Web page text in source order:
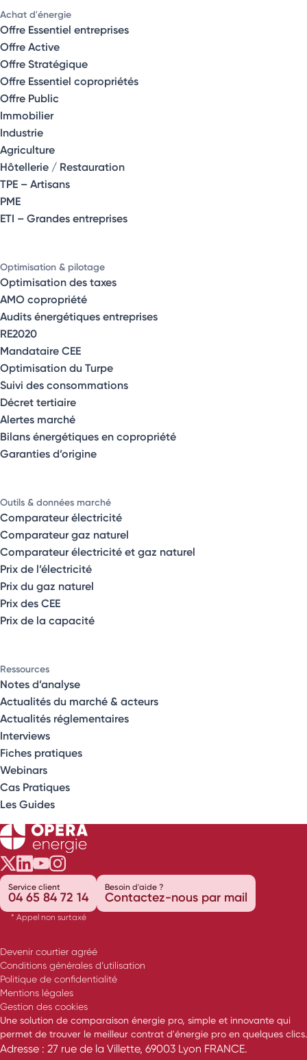
Achat d'énergie
Offre Essentiel entreprises
Offre Active
Offre Stratégique
Offre Essentiel copropriétés
Offre Public
Immobilier
Industrie
Agriculture
Hôtellerie / Restauration
TPE – Artisans
PME
ETI – Grandes entreprises
Optimisation & pilotage
Optimisation des taxes
AMO copropriété
Audits énergétiques entreprises
RE2020
Mandataire CEE
Optimisation du Turpe
Suivi des consommations
Décret tertiaire
Alertes marché
Bilans énergétiques en copropriété
Garanties d’origine
Outils & données marché
Comparateur électricité
Comparateur gaz naturel
Comparateur électricité et gaz naturel
Prix de l’électricité
Prix du gaz naturel
Prix des CEE
Prix de la capacité
Ressources
Notes d’analyse
Actualités du marché & acteurs
Actualités réglementaires
Interviews
Fiches pratiques
Webinars
Cas Pratiques
Les Guides
Opéra Énergie sur Twitter
Opéra Énergie sur LinkedIn
Opéra Énergie sur Youtube
Opéra Énergie sur Instagram
Service client
04 65 84 72 14
* Appel non surtaxé
Besoin d'aide ?
Contactez-nous par mail
Devenir courtier agréé
Conditions générales d’utilisation
Politique de confidentialité
Mentions légales
Gestion des cookies
Une solution de comparaison énergie pro, simple et innovante qui
permet de trouver le meilleur contrat d'énergie pro en quelques clics.
Adresse : 27 rue de la Villette, 69003 Lyon FRANCE.